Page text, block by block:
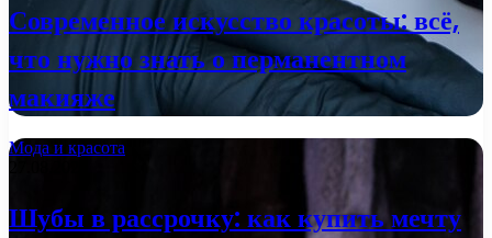
Современное искусство красоты: всё,
что нужно знать о перманентном
макияже
Мода и красота
Шубы в рассрочку: как купить мечту